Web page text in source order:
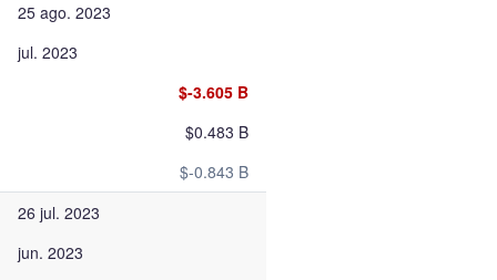
25 ago. 2023
jul. 2023
$-3.605 B
$0.483 B
$-0.843 B
26 jul. 2023
jun. 2023